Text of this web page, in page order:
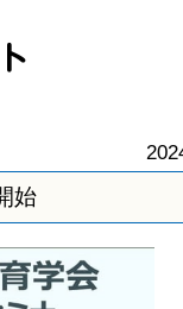
始